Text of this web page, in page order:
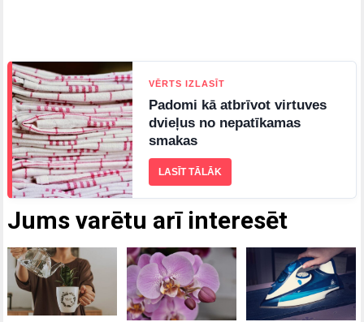
Jums varētu arī interesēt
VĒRTS IZLASĪT
Padomi kā atbrīvot virtuves
dvieļus no nepatīkamas
smakas
LASĪT TĀLĀK